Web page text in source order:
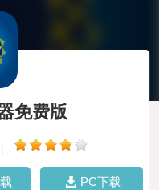
免费版
PC下载